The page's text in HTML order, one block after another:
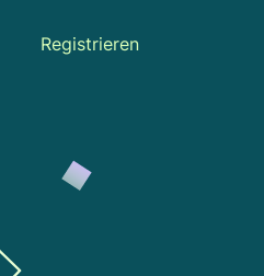
Registrieren